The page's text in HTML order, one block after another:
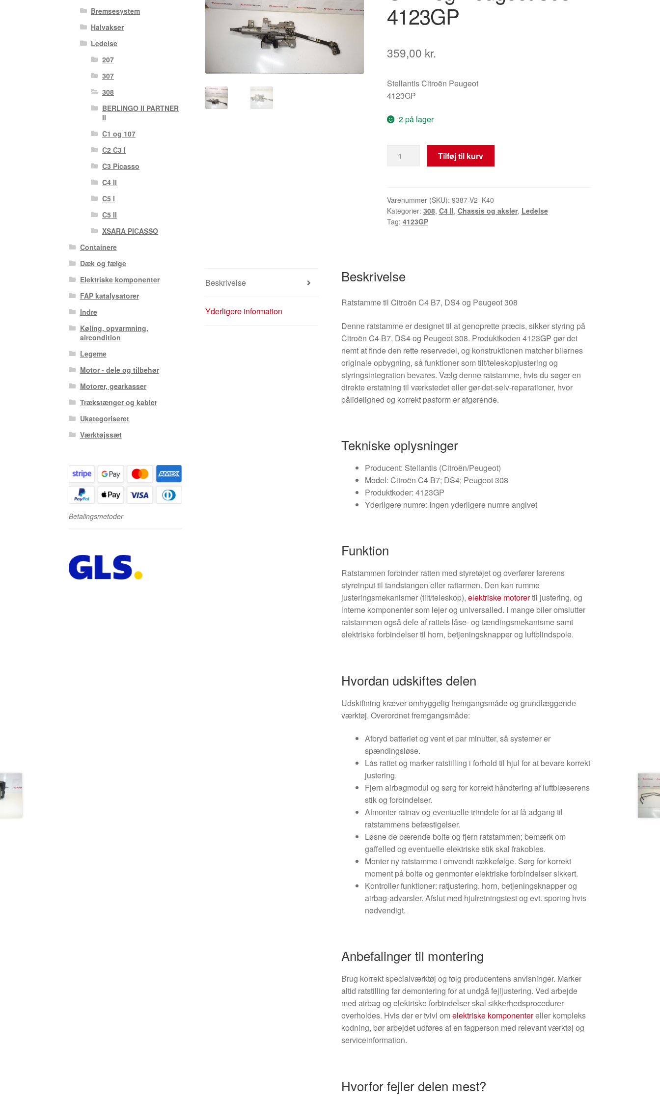
4123GP
359,00 kr.
Stellantis Citroën Peugeot
4123GP
2 på lager
II
og
Peugeot
Tilføj til kurv
Varenummer (SKU): 9387-V2_K40
Kategorier: 308, C4 II, Chassis og aksler, Ledelse
Tag: 4123GP
Beskrivelse
Yderligere information
Beskrivelse
Ratstamme til Citroën C4 B7, DS4 og Peugeot 308
Denne ratstamme er designet til at genoprette præcis, sikker styring på
Citroën C4 B7, DS4 og Peugeot 308. Produktkoden 4123GP gør det
nemt at finde den rette reservedel, og konstruktionen matcher bilernes
originale opbygning, så funktioner som tilt/teleskopjustering og
styringsintegration bevares. Vælg denne ratstamme, hvis du søger en
direkte erstatning til værkstedet eller gør-det-selv-reparationer, hvor
pålidelighed og korrekt pasform er afgørende.
Tekniske oplysninger
Producent: Stellantis (Citroën/Peugeot)
Model: Citroën C4 B7; DS4; Peugeot 308
Produktkoder: 4123GP
Yderligere numre: Ingen yderligere numre angivet
Funktion
Ratstammen forbinder ratten med styretøjet og overfører førerens
styreinput til tandstangen eller rattarmen. Den kan rumme
justeringsmekanismer (tilt/teleskop),elektriske motorertil justering, og
interne komponenter som lejer og universalled. I mange biler omslutter
ratstammen også dele af rattets låse- og tændingsmekanisme samt
elektriske forbindelser til horn, betjeningsknapper og luftblindspole.
Hvordan udskiftes delen
Udskiftning kræver omhyggelig fremgangsmåde og grundlæggende
værktøj. Overordnet fremgangsmåde:
Afbryd batteriet og vent et par minutter, så systemer er
spændingsløse.
Lås rattet og marker ratstilling i forhold til hjul for at bevare korrekt
justering.
Fjern airbagmodul og sørg for korrekt håndtering af luftblæserens
stik og forbindelser.
Afmonter ratnav og eventuelle trimdele for at få adgang til
ratstammens befæstigelser.
Løsne de bærende bolte og fjern ratstammen; bemærk om
gaffelled og eventuelle elektriske stik skal frakobles.
Monter ny ratstamme i omvendt rækkefølge. Sørg for korrekt
moment på bolte og genmonter elektriske forbindelser sikkert.
Kontroller funktioner: ratjustering, horn, betjeningsknapper og
airbag-advarsler. Afslut med hjulretningstest og evt. sporing hvis
nødvendigt.
Anbefalinger til montering
Brug korrekt specialværktøj og følg producentens anvisninger. Marker
altid ratstilling før demontering for at undgå fejljustering. Ved arbejde
med airbag og elektriske forbindelser skal sikkerhedsprocedurer
overholdes. Hvis der er tvivl omelektriske komponentereller kompleks
kodning, bør arbejdet udføres af en fagperson med relevant værktøj og
serviceinformation.
Hvorfor fejler delen mest?
Bremsesystem
Halvakser
Ledelse
207
307
308
BERLINGO II PARTNER
II
C1 og 107
C2 C3 I
C3 Picasso
C4 II
C5 I
C5 II
XSARA PICASSO
Containere
Dæk og fælge
Elektriske komponenter
FAP katalysatorer
Indre
Køling, opvarmning,
aircondition
Legeme
Motor - dele og tilbehør
Motorer, gearkasser
Trækstænger og kabler
Ukategoriseret
Værktøjssæt
Betalingsmetoder